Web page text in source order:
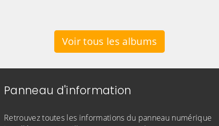
Voir tous les albums
Panneau d'information
Retrouvez toutes les informations du panneau numérique